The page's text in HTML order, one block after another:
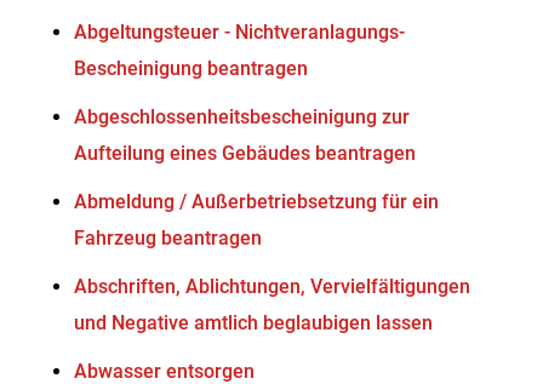
Abgeltungsteuer - Nichtveranlagungs-
Bescheinigung beantragen
Abgeschlossenheitsbescheinigung zur
Aufteilung eines Gebäudes beantragen
Abmeldung / Außerbetriebsetzung für ein
Fahrzeug beantragen
Abschriften, Ablichtungen, Vervielfältigungen
und Negative amtlich beglaubigen lassen
Abwasser entsorgen